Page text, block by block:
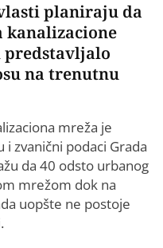
planiraju da
kanalizacione
predstavljalo
na trenutnu
mreža je
zvanični podaci Grada
da 40 odsto urbanog
mrežom dok na
uopšte ne postoje